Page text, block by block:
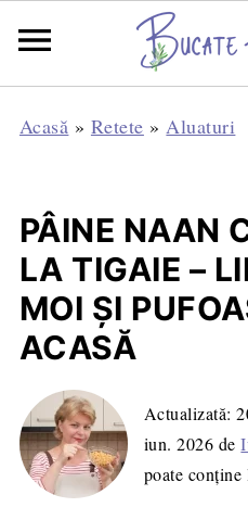
Acasă » Retete »Aluaturi
PÂINE NAAN
LA TIGAIE –
MOI ȘI
ACASĂ
Actualizată:
iun. 2026 de
poate